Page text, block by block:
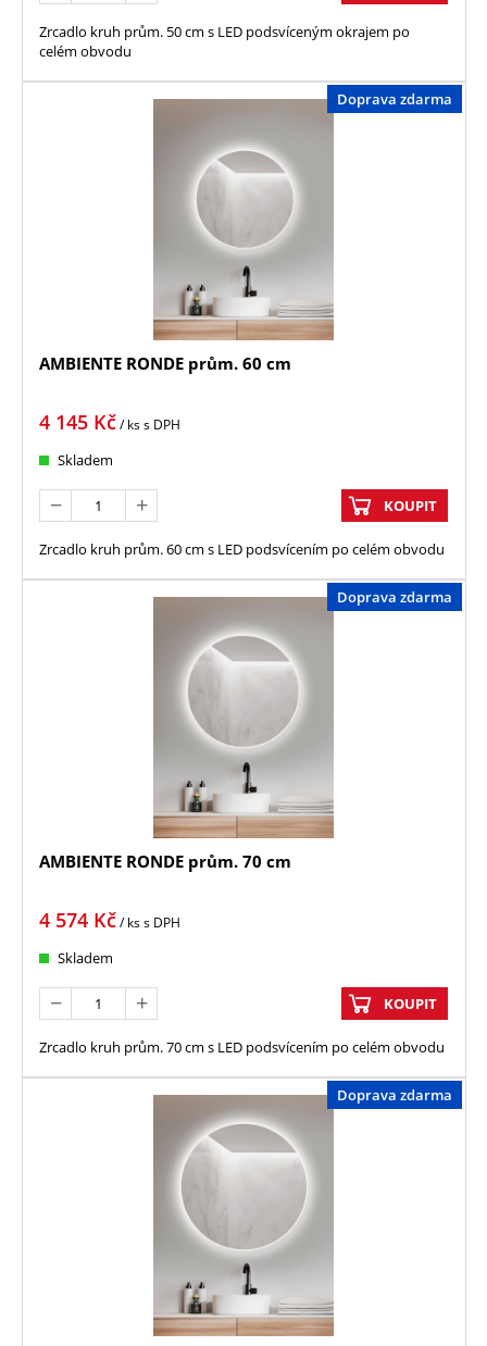
Zrcadlo kruh prům. 50 cm s LED podsvíceným okrajem po
celém obvodu
Doprava zdarma
AMBIENTE RONDE prům. 60 cm
4 145 Kč/ kss DPH
Skladem
KOUPIT
Zrcadlo kruh prům. 60 cm s LED podsvícením po celém obvodu
Doprava zdarma
AMBIENTE RONDE prům. 70 cm
4 574 Kč/ kss DPH
Skladem
KOUPIT
Zrcadlo kruh prům. 70 cm s LED podsvícením po celém obvodu
Doprava zdarma